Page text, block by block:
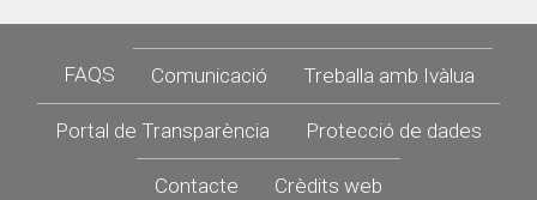
Footer
FAQS Comunicació Treballa amb Ivàlua
Portal de Transparència Protecció de dades
Contacte Crèdits web